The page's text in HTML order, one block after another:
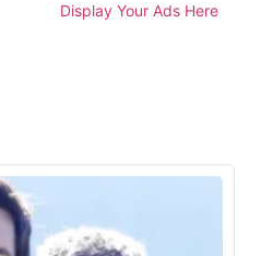
Display Your Ads Here